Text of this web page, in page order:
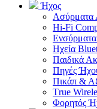
Ήχος
Ασύρματα
Hi-Fi
Ηχεία
Παιδικά
Πηγές
Πικάπ &
Τrue
Φορητός